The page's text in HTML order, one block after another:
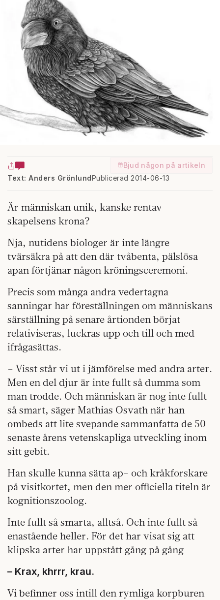
Bjud någon på artikeln
Text: Anders GrönlundPublicerad 2014-06-13
Är människan unik, kanske rentav
skapelsens krona?
Nja, nutidens biologer är inte längre
tvärsäkra på att den där tvåbenta, pälslösa
apan förtjänar någon kröningsceremoni.
Precis som många andra vedertagna
sanningar har föreställningen om människans
särställning på senare årtionden börjat
relativiseras, luckras upp och till och med
ifrågasättas.
– Visst står vi ut i jämförelse med andra arter.
Men en del djur är inte fullt så dumma som
man trodde. Och människan är nog inte fullt
så smart, säger Mathias Osvath när han
ombeds att lite svepande sammanfatta de 50
senaste årens vetenskapliga utveckling inom
sitt gebit.
Han skulle kunna sätta ap- och kråkforskare
på visitkortet, men den mer officiella titeln är
kognitionszoolog.
Inte fullt så smarta, alltså. Och inte fullt så
enastående heller. För det har visat sig att
klipska arter har uppstått gång på gång
– Krax, khrrr, krau.
Vi befinner oss intill den rymliga korpburen